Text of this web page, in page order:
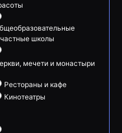
школы
мечети и монастыри
Рестораны и кафе
Кинотеатры